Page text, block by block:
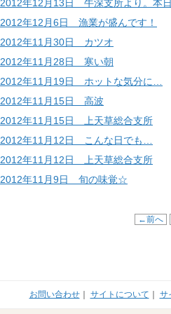
2012年12月13日 牛深支所より。本
2012年12月6日 漁業が盛んです！
2012年11月30日 カツオ
2012年11月28日 寒い朝
2012年11月19日 ホットな気分に…
2012年11月15日 高波
2012年11月15日 上天草総合支所
2012年11月12日 こんな日でも…
2012年11月12日 上天草総合支所
2012年11月9日 旬の味覚☆
←前へ
お問い合わせ｜ サイトについて サ